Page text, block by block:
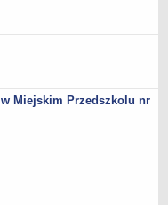
Miejskim Przedszkolu nr